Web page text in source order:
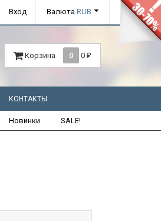
Вход Валюта RUB
Корзина 0 0 ₽
КОНТАКТЫ
Новинки SALE!